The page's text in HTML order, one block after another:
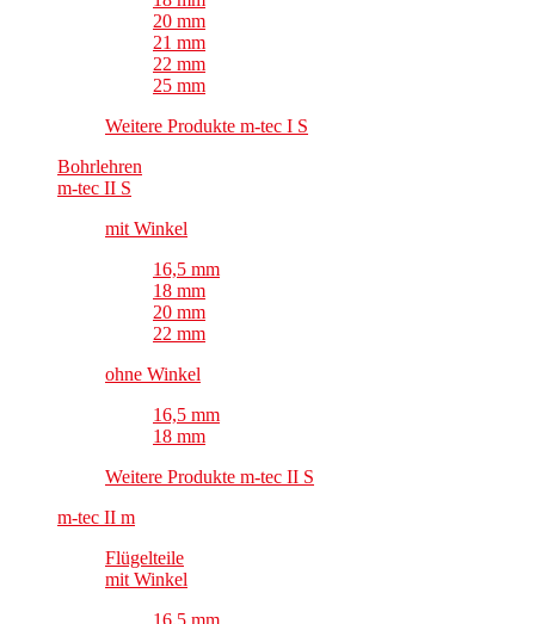
20 mm
21 mm
22 mm
25 mm
Weitere Produkte m-tec I S
Bohrlehren
m-tec II S
mit Winkel
16,5 mm
18 mm
20 mm
22 mm
ohne Winkel
16,5 mm
18 mm
Weitere Produkte m-tec II S
m-tec II m
Flügelteile
mit Winkel